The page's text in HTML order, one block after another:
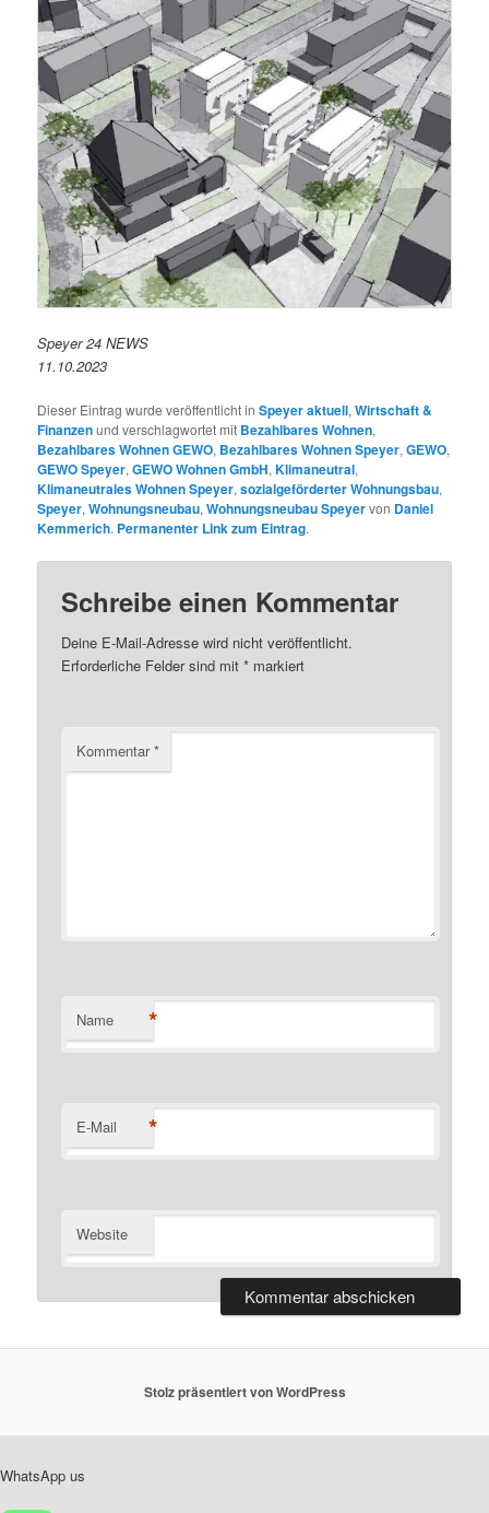
Speyer 24 NEWS
11.10.2023
Dieser Eintrag wurde veröffentlicht inSpeyer aktuell,Wirtschaft &
Finanzenund verschlagwortet mit Bezahlbares Wohnen,
Bezahlbares Wohnen GEWO, Bezahlbares Wohnen Speyer,GEWO,
GEWO Speyer,GEWO Wohnen GmbH,Klimaneutral,
Klimaneutrales Wohnen Speyer,sozialgeförderter Wohnungsbau,
Speyer,Wohnungsneubau,Wohnungsneubau Speyervon Daniel
Kemmerich. Permanenter Link zum Eintrag.
Schreibe einen Kommentar
Deine E-Mail-Adresse wird nicht veröffentlicht.
Erforderliche Felder sind mit* markiert
Kommentar*
Name *
E-Mail *
Website
Stolz präsentiert von WordPress
WhatsApp us